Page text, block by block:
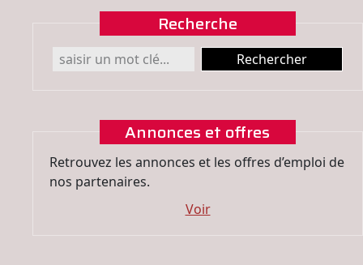
Recherche
Annonces et offres
Retrouvez les annonces et les offres d’emploi de
nos partenaires.
Voir